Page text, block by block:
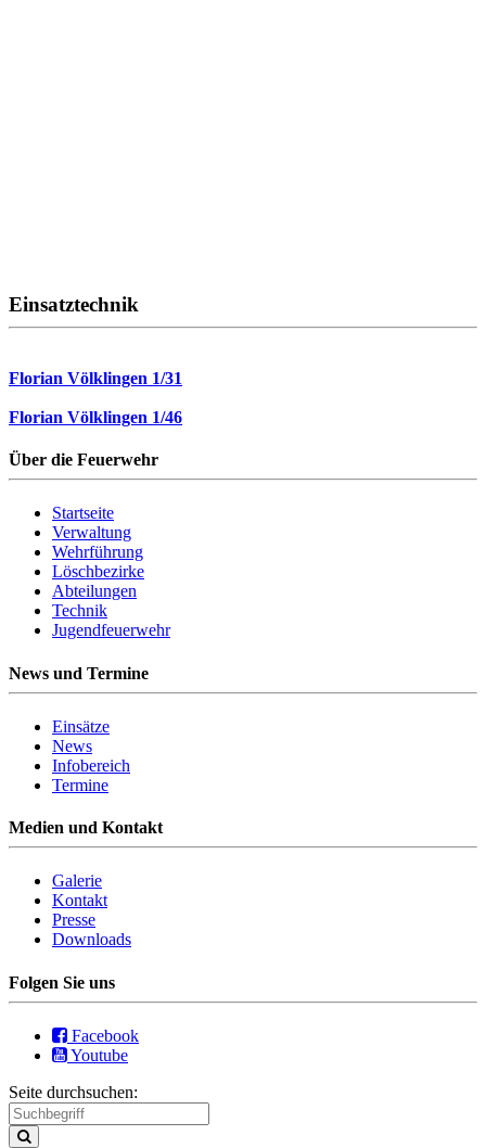
Einsatztechnik
Florian Völklingen 1/31
Florian Völklingen 1/46
Über die Feuerwehr
Startseite
Verwaltung
Wehrführung
Löschbezirke
Abteilungen
Technik
Jugendfeuerwehr
News und Termine
Einsätze
News
Infobereich
Termine
Medien und Kontakt
Galerie
Kontakt
Presse
Downloads
Folgen Sie uns
Facebook
Youtube
Seite durchsuchen: